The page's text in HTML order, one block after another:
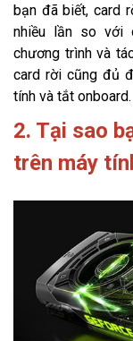
bạn đã biết, card
nhiều lần so với
chương trình và
card rời cũng đủ
tính và tắt onboard.
2. Tại sao
trên máy